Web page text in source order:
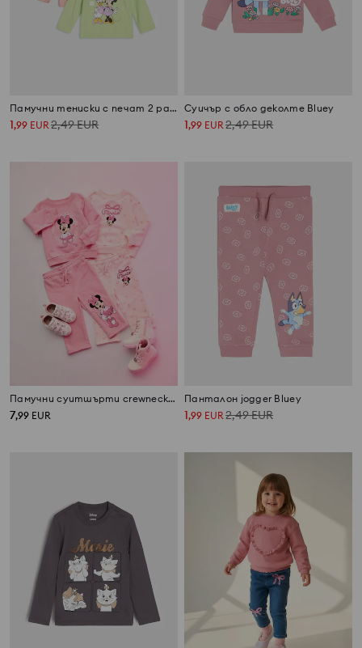
Памучни тениски с печат 2 pack Minnie and Daisy
1,99 EUR 2,49EUR
Суичър с обло деколте Bluey
1,99 EUR 2,49EUR
Памучни суитшърти crewneck с щампа 2 pack Minnie Mouse
7,99 EUR
Панталон jogger Bluey
1,99 EUR2,49EUR